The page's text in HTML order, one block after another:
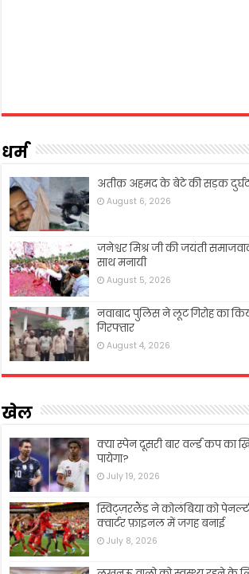
धर्म
अतीक़ अहमद के बेटे की सड़क
August 6, 2026
जनेश्वर मिश्र जी की जयंती
साथ मनायी
August 5, 2026
नवाबाद पुलिस ने लूट गिरोह का
गिरफ्तार
August 4, 2026
खेल
क्या स्पेन दूसरी बार वर्ल्ड कप का
पायेगा?
July 19, 2026
स्विट्ज़रलैंड ने कोलंबिया को
क्वार्टर फ़ाइनल में जगह बनाई
July 8, 2026